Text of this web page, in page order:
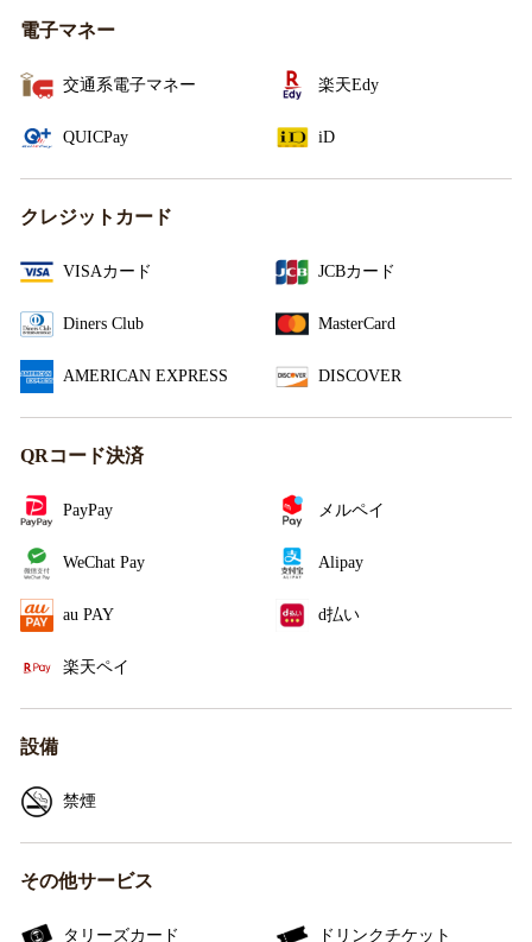
電子マネー
交通系電子マネー 楽天Edy
QUICPay iD
クレジットカード
VISAカード JCBカード
Diners Club MasterCard
AMERICAN EXPRESS DISCOVER
QRコード決済
PayPay メルペイ
WeChat Pay Alipay
au PAY d払い
楽天ペイ
設備
禁煙
その他サービス
タリーズカード ドリンクチケット